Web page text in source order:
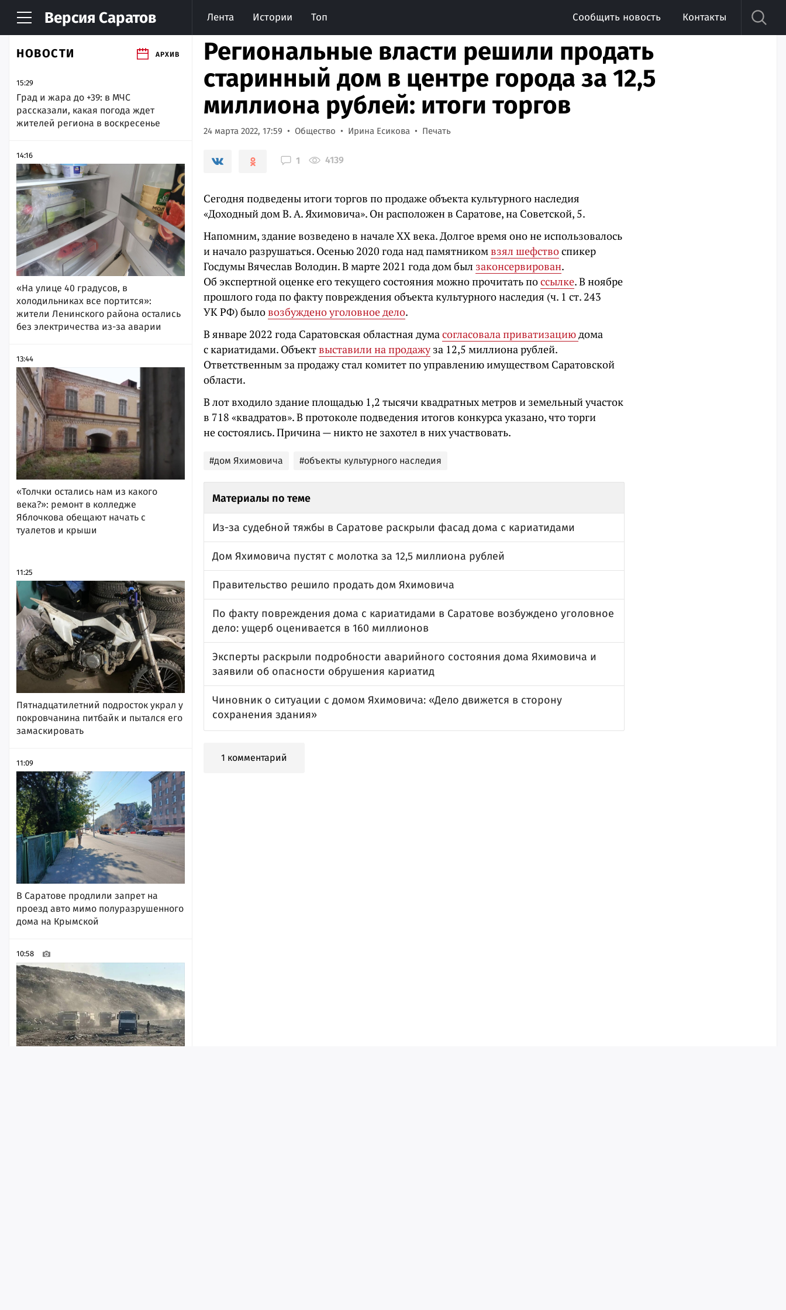
Версия Саратов Лента Истории Топ Сообщить новость Контакты
НОВОСТИ АРХИВ
15:29
Град и жара до +39: в МЧС
рассказали, какая погода ждет
жителей региона в воскресенье
14:16
«На улице 40 градусов, в
холодильниках все портится»:
жители Ленинского района остались
без электричества из-за аварии
13:44
«Толчки остались нам из какого
века?»: ремонт в колледже
Яблочкова обещают начать с
туалетов и крыши
11:25
Пятнадцатилетний подросток украл у
покровчанина питбайк и пытался его
замаскировать
11:09
В Саратове продлили запрет на
проезд авто мимо полуразрушенного
дома на Крымской
10:58
Региональные власти решили продать
старинный дом в центре города за 12,5
миллиона рублей: итоги торгов
24 марта 2022, 17:59 Общество Ирина Есикова Печать
1 4139
Сегодня подведены итоги торгов по продаже объекта культурного наследия
«Доходный дом В. А. Яхимовича». Он расположен в Саратове, на Советской, 5.
Напомним, здание возведено в начале ХХ века. Долгое время оно не использовалось
и начало разрушаться. Осенью 2020 года над памятникомвзял шефствоспикер
Госдумы Вячеслав Володин.В марте 2021 года дом был законсервирован.
Об экспертной оценке его текущего состояния можно прочитать поссылке.В ноябре
прошлого года по факту повреждения объекта культурного наследия (ч. 1 ст. 243
УК РФ) быловозбуждено уголовное дело.
В январе 2022 года Саратовская областная думасогласовала приватизациюдома
с кариатидами. Объектвыставили на продажуза 12,5 миллиона рублей.
Ответственным за продажу стал комитет по управлению имуществом Саратовской
области.
В лот входило здание площадью 1,2 тысячи квадратных метров и земельный участок
в 718 «квадратов». В протоколе подведения итогов конкурса указано, что торги
не состоялись. Причина — никто не захотел в них участвовать.
#дом Яхимовича #объекты культурного наследия
Материалы по теме
Из-за судебной тяжбы в Саратове раскрыли фасад дома с кариатидами
Дом Яхимовича пустят с молотка за 12,5 миллиона рублей
Правительство решило продать дом Яхимовича
По факту повреждения дома с кариатидами в Саратове возбуждено уголовное
дело: ущерб оценивается в 160 миллионов
Эксперты раскрыли подробности аварийного состояния дома Яхимовича и
заявили об опасности обрушения кариатид
Чиновник о ситуации с домом Яхимовича: «Дело движется в сторону
сохранения здания»
1 комментарий